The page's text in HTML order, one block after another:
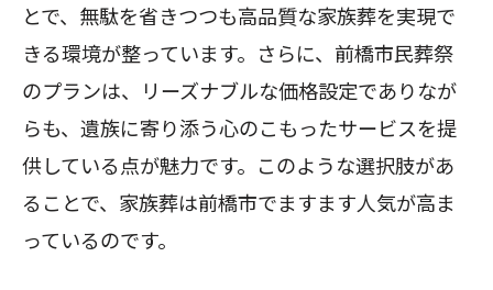
とで、無駄を省きつつも高品質な家族葬を実現で
きる環境が整っています。さらに、前橋市民葬祭
のプランは、リーズナブルな価格設定でありなが
らも、遺族に寄り添う心のこもったサービスを提
供している点が魅力です。このような選択肢があ
ることで、家族葬は前橋市でますます人気が高ま
っているのです。